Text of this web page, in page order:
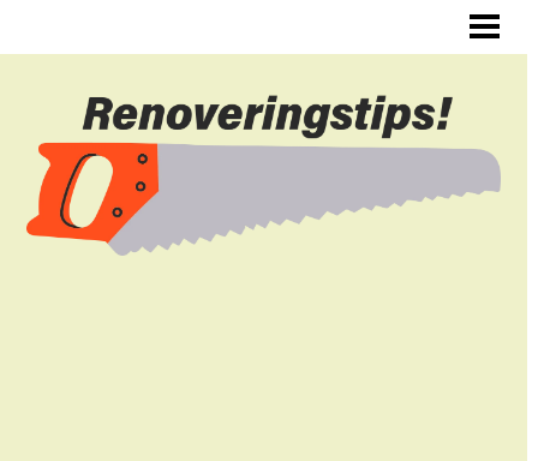
RENOVERA DIN HALL
RENOVERA SJÄLV
BLOGG